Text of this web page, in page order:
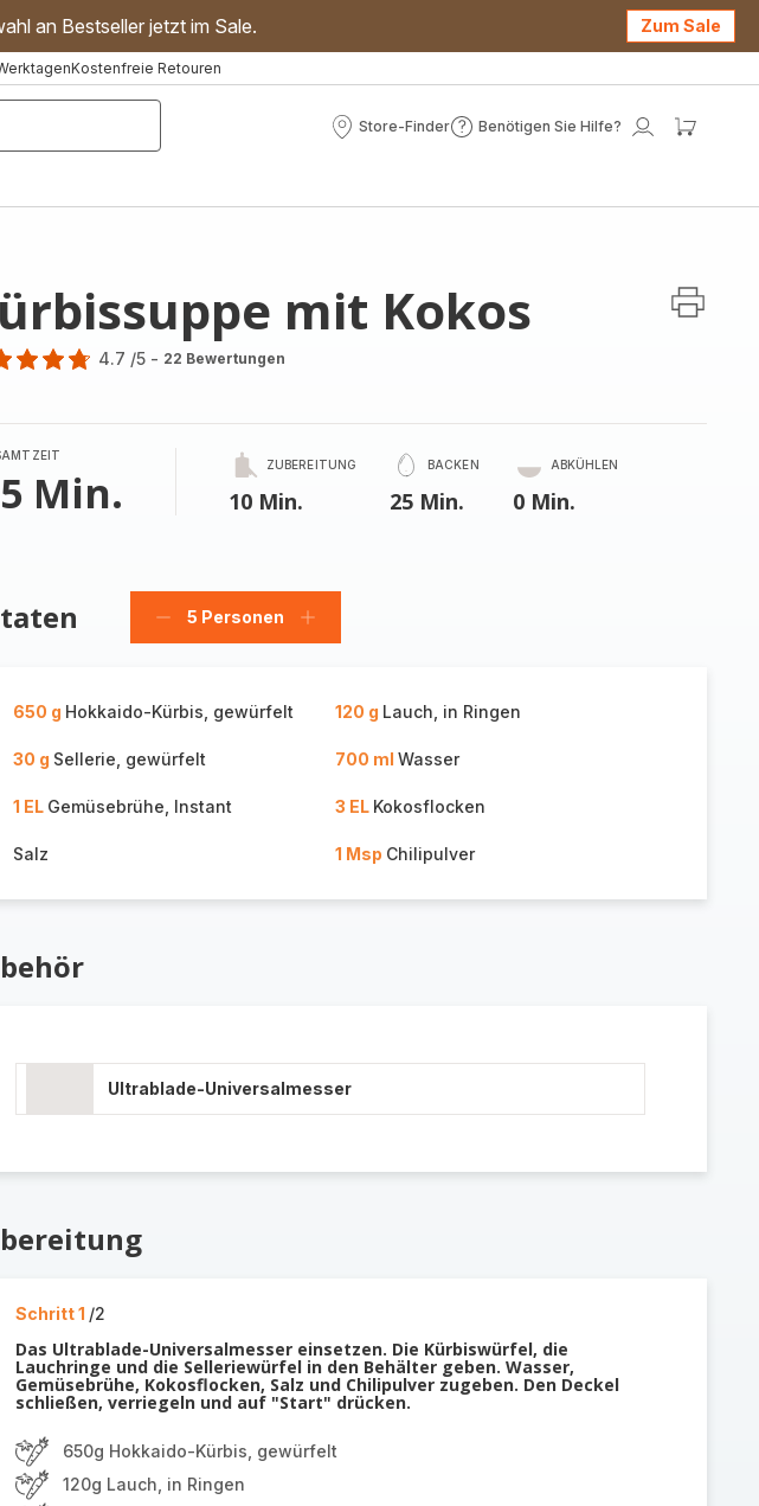
an Bestseller jetzt im Sale. Zum Sale
Kostenfreie Retouren
Store-Finder
Store-
Benötigen Sie Hilfe?
Benötigen
Mein
mit Kokos
4.7 /5 - 22 Bewertungen
Min.
ZUBEREITUNG
10 Min.
BACKEN
25 Min.
ABKÜHLEN
0 Min.
Personen
5 Personen
Personen
650 g Hokkaido-Kürbis, gewürfelt 120 g Lauch, in Ringen
30 g Sellerie, gewürfelt 700 ml Wasser
1 EL Gemüsebrühe, Instant 3 EL Kokosflocken
Salz 1 Msp Chilipulver
Ultrablade-Universalmesser
Schritt 1 /2
Das Ultrablade-Universalmesser einsetzen. Die Kürbiswürfel, die
Lauchringe und die Selleriewürfel in den Behälter geben. Wasser,
Gemüsebrühe, Kokosflocken, Salz und Chilipulver zugeben. Den Deckel
schließen, verriegeln und auf "Start" drücken.
650g Hokkaido-Kürbis, gewürfelt
120g Lauch, in Ringen